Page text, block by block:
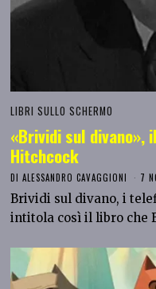
LIBRI SULLO SCHERMO
«Brividi sul
Hitchcock
DIALESSANDRO CAVAGGIONI 7
Brividi sul divano, i
intitola così il libro che